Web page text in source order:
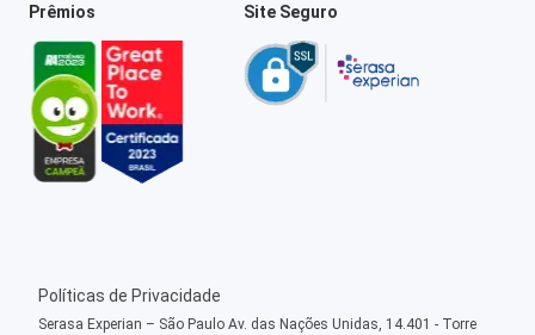
Prêmios Site Seguro
Políticas de Privacidade
Serasa Experian – São Paulo Av. das Nações Unidas, 14.401 - Torre